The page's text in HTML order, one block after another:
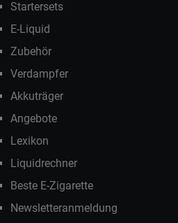
Startersets
E-Liquid
Zubehör
Verdampfer
Akkuträger
Angebote
Lexikon
Liquidrechner
Beste E-Zigarette
Newsletteranmeldung